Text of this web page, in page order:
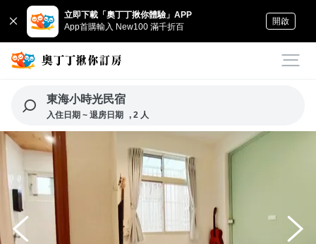
立即下載「奧丁丁揪你體驗」APP
App首購輸入 New100 滿千折百
開啟
東海小時光民宿
入住日期 ~ 退房日期 , 2 人